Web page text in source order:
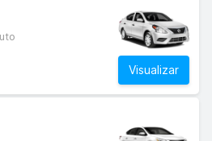
Visualizar